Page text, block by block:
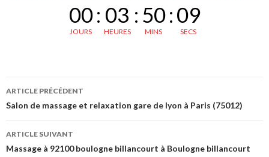
00
JOURS
: 03
HEURES
: 50
MINS
:08
SECS
Navigation
des
articles
ARTICLE PRÉCÉDENT
Salon de massage et relaxation gare de lyon à Paris (75012)
ARTICLE SUIVANT
Massage à 92100 boulogne billancourt à Boulogne billancourt